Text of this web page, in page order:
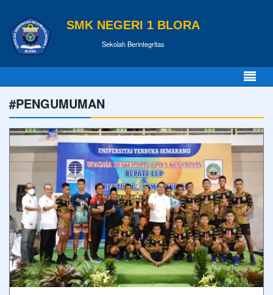
SMK NEGERI 1 BLORA
Sekolah Berintegritas
#PENGUMUMAN